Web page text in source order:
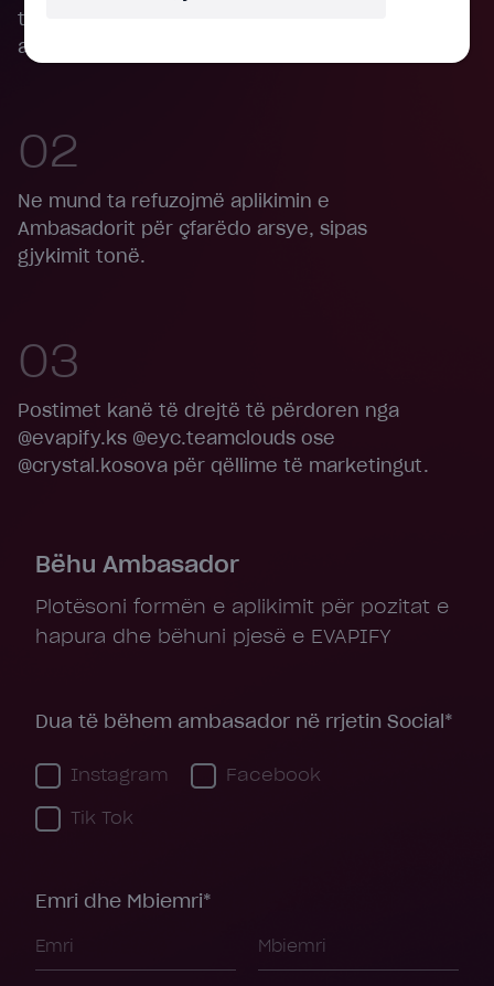
t'ju njoftojmë në kohën e duhur nëse
aplikacioni pranohet ose refuzohet.
02
Ne mund ta refuzojmë aplikimin e
Ambasadorit për çfarëdo arsye, sipas
gjykimit tonë.
03
Postimet kanë të drejtë të përdoren nga
@evapify.ks @eyc.teamclouds ose
@crystal.kosova për qëllime të marketingut.
Bëhu Ambasador
Plotësoni formën e aplikimit për pozitat e
hapura dhe bëhuni pjesë e EVAPIFY
Dua të bëhem ambasador në rrjetin Social*
Instagram Facebook
Tik Tok
Emri dhe Mbiemri*